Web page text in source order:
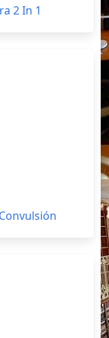
2 In 1
Convulsión